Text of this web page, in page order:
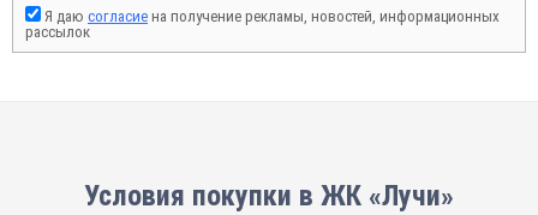
Я даю согласие на получение рекламы, новостей, информационных
рассылок
Условия покупки в ЖК «Лучи»